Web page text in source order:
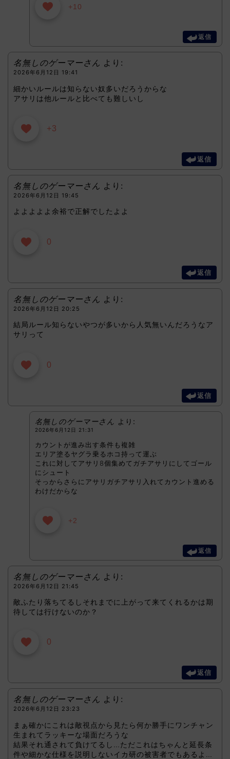
+10
返信
名無しのゲーマーさん より:
2026年6月12日 19:41
細かいルールは知らない奴多いだろうからな
アサリは他ルールと比べても難しいし
+3
返信
名無しのゲーマーさん より:
2026年6月12日 19:45
よよよよよ余裕で正解でしたよよ
0
返信
名無しのゲーマーさん より:
2026年6月12日 20:25
結局ルール知らないやつが多いから人気無いんだろうなア
サリって
0
返信
名無しのゲーマーさん より:
2026年6月12日 21:31
カウントが進み出す条件も複雑
エリア塗るヤグラ乗るホコ持って運ぶ
これに対してアサリ8個集めてガチアサリにしてゴール
にシュート
そっからさらにアサリガチアサリ入れてカウント進める
わけだからな
+2
返信
名無しのゲーマーさん より:
2026年6月12日 21:45
敵ふたり落ちてるしそれまでに上がって来てくれるかは期
待しては行けないのか？
0
返信
名無しのゲーマーさん より:
2026年6月12日 23:23
まぁ確かにこれは敵視点から見たら何か勝手にワンチャン
生まれてラッキーな場面だろうな
結果それ通されて負けてるし…ただこれはちゃんと延長条
件や細かな仕様を説明しないイカ研の被害者でもあるよ…